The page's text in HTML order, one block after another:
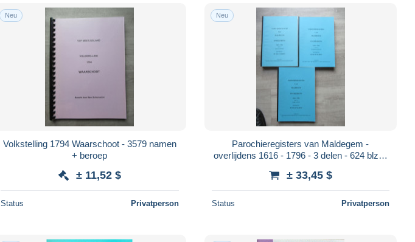
Neu
Volkstelling 1794 Waarschoot - 3579 namen
+ beroep
± 11,52 $
Status Privatperson
Neu
Parochieregisters van Maldegem -
overlijdens 1616 - 1796 - 3 delen - 624 blz in
± 33,45 $
Status Privatperson